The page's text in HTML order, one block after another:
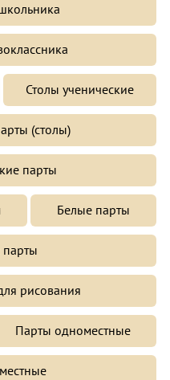
Столы ученические
(столы)
парты
Белые парты
рисования
Парты одноместные